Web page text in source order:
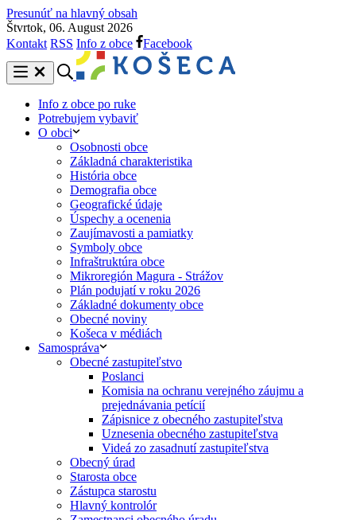
Presunúť na hlavný obsah
Štvrtok, 06. August 2026
Kontakt RSS Info z obce Facebook
Info z obce po ruke
Potrebujem vybaviť
O obci
Osobnosti obce
Základná charakteristika
História obce
Demografia obce
Geografické údaje
Úspechy a ocenenia
Zaujímavosti a pamiatky
Symboly obce
Infraštruktúra obce
Mikroregión Magura - Strážov
Plán podujatí v roku 2026
Základné dokumenty obce
Obecné noviny
Košeca v médiách
Samospráva
Obecné zastupiteľstvo
Poslanci
Komisia na ochranu verejného záujmu a
prejednávania petícií
Zápisnice z obecného zastupiteľstva
Uznesenia obecného zastupiteľstva
Videá zo zasadnutí zastupiteľstva
Obecný úrad
Starosta obce
Zástupca starostu
Hlavný kontrolór